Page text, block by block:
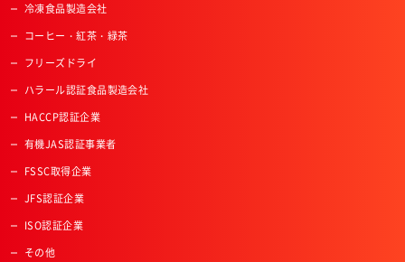
冷凍食品製造会社
コーヒー・紅茶・緑茶
フリーズドライ
ハラール認証食品製造会社
HACCP認証企業
有機JAS認証事業者
FSSC取得企業
JFS認証企業
ISO認証企業
その他